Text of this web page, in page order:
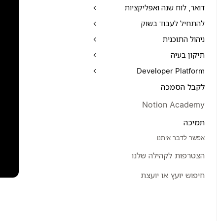
דואר, לוח שנה ואפליקציות
להתחיל לעבוד בשוק
ניהול התוכנית
תיקון בעיה
Developer Platform
לקבל הסמכה
Notion Academy
תמיכה
אפשר לדבר איתנו
הצטרפות לקהילה שלנו
חיפוש יועץ או יועצת